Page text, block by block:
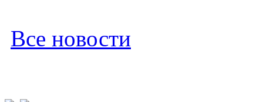
Все новости